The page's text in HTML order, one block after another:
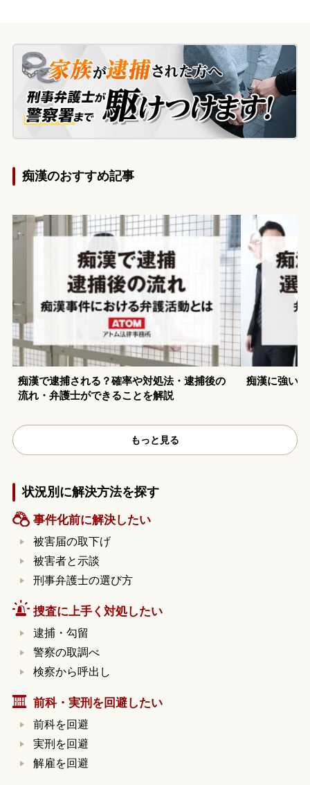
痴漢のおすすめ記事
痴漢で逮捕される？確率や対処法・逮捕後の
流れ・弁護士ができることを解説
痴漢に強い
もっと見る
状況別に解決方法を探す
事件化前に解決したい
被害届の取下げ
被害者と示談
刑事弁護士の選び方
捜査に上手く対処したい
逮捕・勾留
警察の取調べ
検察から呼出し
前科・実刑を回避したい
前科を回避
実刑を回避
解雇を回避